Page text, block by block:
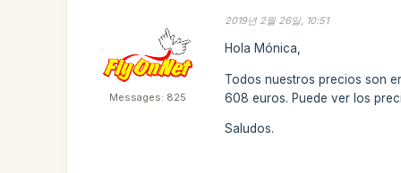
Messages: 825
2019년 2월 26일, 10:51
Hola Mónica,
Todos nuestros precios son
608 euros. Puede ver los
Saludos.